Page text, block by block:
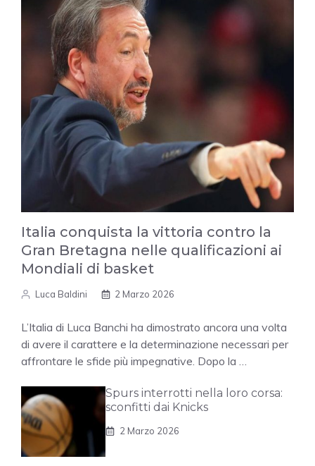
Italia conquista la vittoria contro la
Gran Bretagna nelle qualificazioni ai
Mondiali di basket
Luca Baldini 2 Marzo 2026
L’Italia di Luca Banchi ha dimostrato ancora una volta
di avere il carattere e la determinazione necessari per
affrontare le sfide più impegnative. Dopo la …
Spurs interrotti nella loro corsa:
sconfitti dai Knicks
2 Marzo 2026